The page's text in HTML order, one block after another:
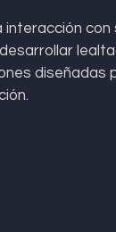
interacción con
diseñadas